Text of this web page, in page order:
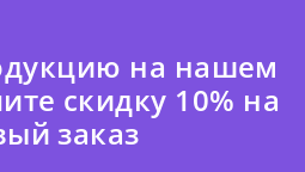
на нашем
скидку 10% на
заказ